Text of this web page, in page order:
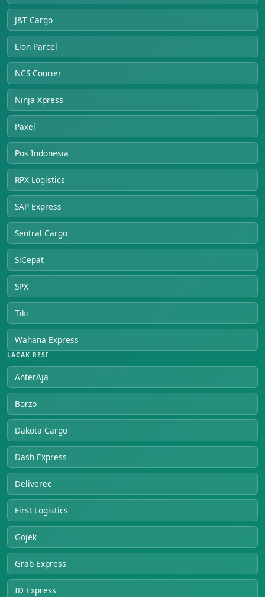
J&T Cargo
Lion Parcel
NCS Courier
Ninja Xpress
Paxel
Pos Indonesia
RPX Logistics
SAP Express
Sentral Cargo
SiCepat
SPX
Tiki
Wahana Express
LACAK RESI
AnterAja
Borzo
Dakota Cargo
Dash Express
Deliveree
First Logistics
Gojek
Grab Express
ID Express